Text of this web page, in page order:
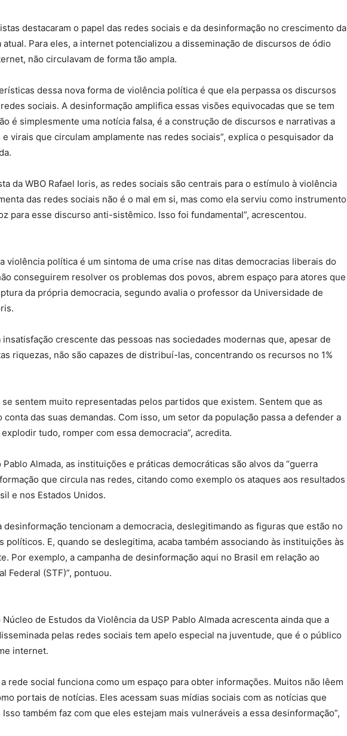
destacaram o papel das redes sociais e da desinformação no crescimento da
Para eles, a internet potencializou a disseminação de discursos de ódio
não circulavam de forma tão ampla.
dessa nova forma de violência política é que ela perpassa os discursos
sociais. A desinformação amplifica essas visões equivocadas que se tem
é simplesmente uma notícia falsa, é a construção de discursos e narrativas a
virais que circulam amplamente nas redes sociais”, explica o pesquisador da
da WBO Rafael Ioris, as redes sociais são centrais para o estímulo à violência
das redes sociais não é o mal em si, mas como ela serviu como instrumento
para esse discurso anti-sistêmico. Isso foi fundamental”, acrescentou.
violência política é um sintoma de uma crise nas ditas democracias liberais do
conseguirem resolver os problemas dos povos, abrem espaço para atores que
da própria democracia, segundo avalia o professor da Universidade de
insatisfação crescente das pessoas nas sociedades modernas que, apesar de
riquezas, não são capazes de distribuí-las, concentrando os recursos no 1%
se sentem muito representadas pelos partidos que existem. Sentem que as
conta das suas demandas. Com isso, um setor da população passa a defender a
tudo, romper com essa democracia”, acredita.
Pablo Almada, as instituições e práticas democráticas são alvos da “guerra
que circula nas redes, citando como exemplo os ataques aos resultados
e nos Estados Unidos.
desinformação tencionam a democracia, deslegitimando as figuras que estão no
políticos. E, quando se deslegitima, acaba também associando às instituições às
Por exemplo, a campanha de desinformação aqui no Brasil em relação ao
Federal (STF)”, pontuou.
de Estudos da Violência da USP Pablo Almada acrescenta ainda que a
pelas redes sociais tem apelo especial na juventude, que é o público
internet.
rede social funciona como um espaço para obter informações. Muitos não lêem
portais de notícias. Eles acessam suas mídias sociais com as notícias que
também faz com que eles estejam mais vulneráveis a essa desinformação”,